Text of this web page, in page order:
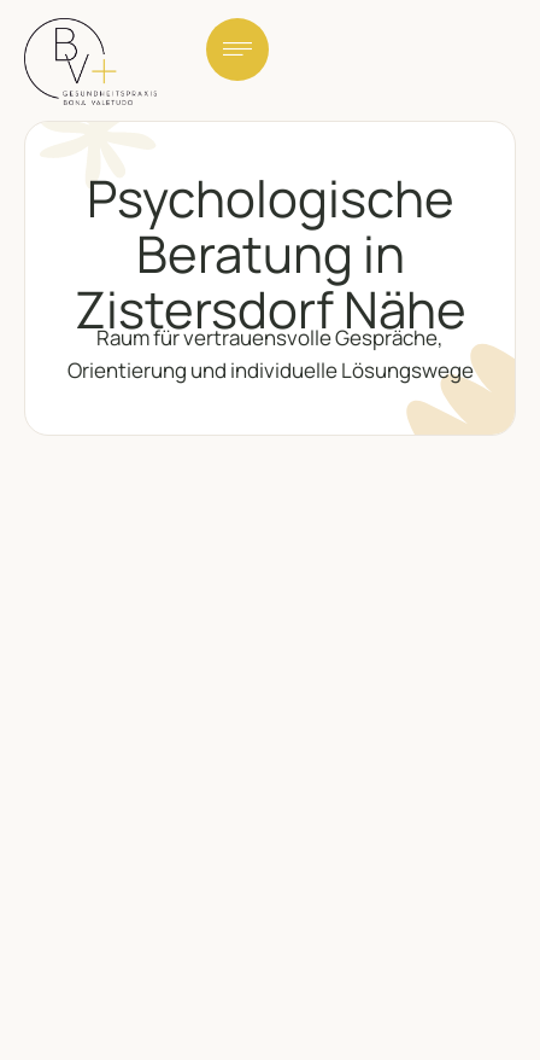
Psychologische
Beratung in
Zistersdorf Nähe
Raum für vertrauensvolle Gespräche,
Orientierung und individuelle Lösungswege